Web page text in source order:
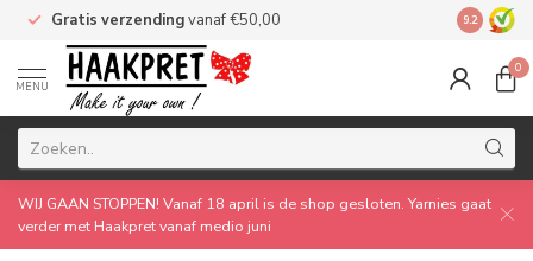
Gratis verzendingvanaf €50,00 Made by
9.2
MENU
0
WIJ GAAN STOPPEN! Vanaf 18 april is de shop gesloten. Yarnies gaat
verder met Haakpret vanaf medio juni